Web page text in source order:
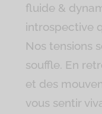
fluide &
introspective
Nos tensions
souffle. En
et des
vous sentir